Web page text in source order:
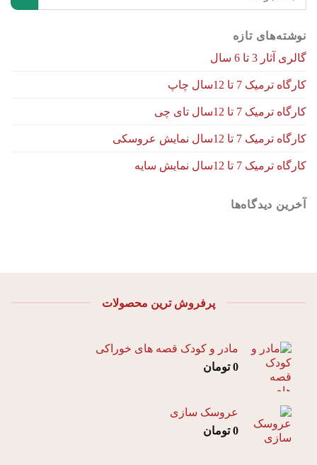
نوشته‌های تازه
گالری آثار 3 تا 6 سال
کارگاه ترمیک 7 تا 12سال چاپ
کارگاه ترمیک 7 تا 12سال تای چی
کارگاه ترمیک 7 تا 12سال نمایش عروسکی
کارگاه ترمیک 7 تا 12سال نمایش سایه
آخرین دیدگاه‌ها
پرفروش ترین محصولات
مادر و کودک قصه های خوراکی
0 تومان
عروسک سازی
0 تومان